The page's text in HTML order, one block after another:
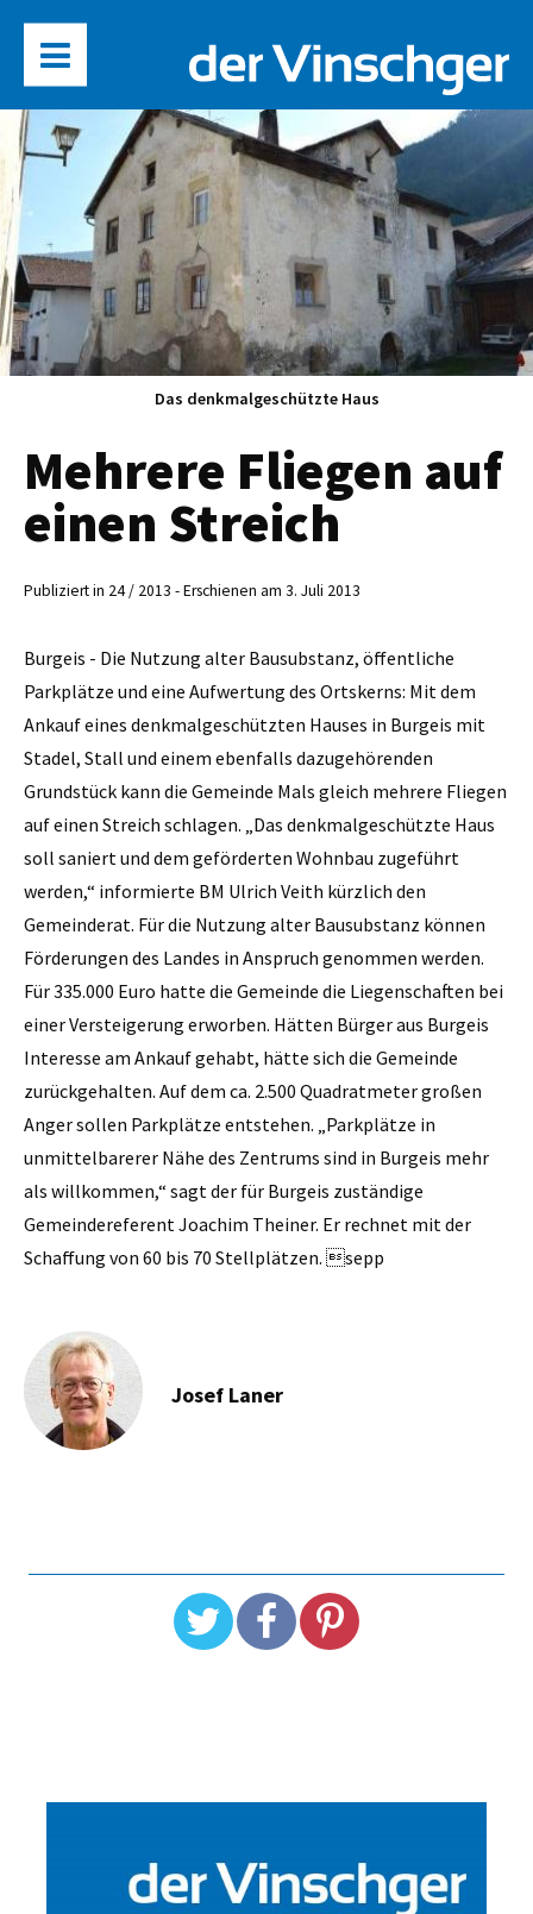
Das denkmalgeschützte Haus
Mehrere Fliegen auf
einen Streich
Publiziert in 24 / 2013 - Erschienen am 3. Juli 2013
Burgeis - Die Nutzung alter Bausubstanz, öffentliche
Parkplätze und eine Aufwertung des Ortskerns: Mit dem
Ankauf eines denkmalgeschützten Hauses in Burgeis mit
Stadel, Stall und ­einem ebenfalls dazugehörenden
Grundstück kann die Gemeinde Mals gleich mehrere Fliegen
auf einen Streich schlagen. „Das denkmalgeschützte Haus
soll saniert und dem geförderten Wohnbau zugeführt
werden,“ informierte BM Ulrich Veith kürzlich den
Gemeinderat. Für die Nutzung alter Bausubstanz können
Förderungen des Landes in Anspruch genommen werden.
Für 335.000 Euro hatte die Gemeinde die Liegenschaften bei
einer Versteigerung erworben. Hätten Bürger aus Burgeis
Interesse am Ankauf gehabt, hätte sich die Gemeinde
zurückgehalten. Auf dem ca. 2.500 Quadratmeter großen
Anger sollen Parkplätze entstehen. „Parkplätze in
unmittelbarerer Nähe des Zentrums sind in Burgeis mehr
als willkommen,“ sagt der für Burgeis zuständige
Gemeindereferent Joachim Theiner. Er rechnet mit der
Schaffung von 60 bis 70 Stellplätzen. sepp
Josef Laner